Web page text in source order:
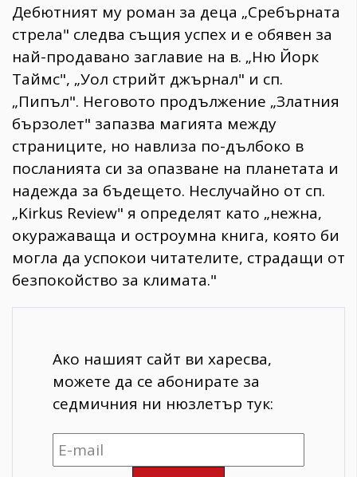
Дебютният му роман за деца „Сребърната
стрела" следва същия успех и е обявен за
най-продавано заглавие на в. „Ню Йорк
Таймс", „Уол стрийт джърнал" и сп.
„Пипъл". Неговото продължение „Златния
бързолет" запазва магията между
страниците, но навлиза по-дълбоко в
посланията си за опазване на планетата и
надежда за бъдещето. Неслучайно от сп.
„Kirkus Review" я определят като „нежна,
окуражаваща и остроумна книга, която би
могла да успокои читателите, страдащи от
безпокойство за климата."
Ако нашият сайт ви харесва,
можете да се абонирате за
седмичния ни нюзлетър тук: